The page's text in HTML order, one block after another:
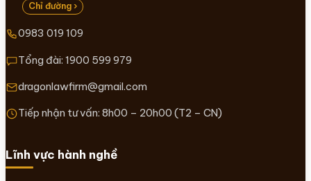
Chỉ đường ›
0983 019 109
Tổng đài: 1900 599 979
dragonlawfirm@gmail.com
Tiếp nhận tư vấn: 8h00 – 20h00 (T2 – CN)
Lĩnh vực hành nghề